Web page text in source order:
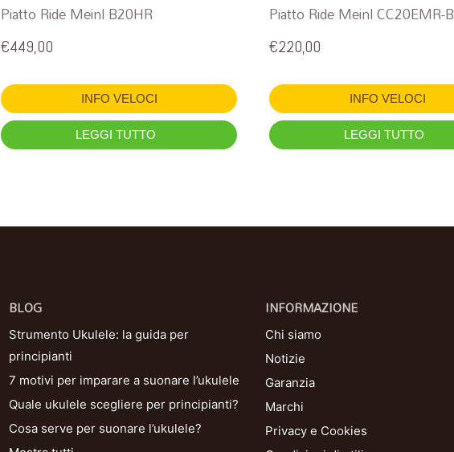
Piatto Ride Meinl B20HR
€449,00
INFO VELOCI
LEGGI TUTTO
Piatto Ride Meinl CC20EMR-B
€220,00
INFO VELOCI
LEGGI TUTTO
BLOG
Strumento Ukulele: la guida per
principianti
7 motivi per imparare a suonare l’ukulele
Quale ukulele scegliere per principianti?
Cosa serve per suonare l’ukulele?
INFORMAZIONE
Chi siamo
Notizie
Garanzia
Marchi
Privacy e Cookies